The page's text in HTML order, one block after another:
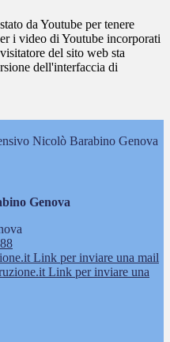
da Youtube per tenere
i video di Youtube incorporati
del sito web sta
dell'interfaccia di
Nicolò Barabino Genova
Genova
Link per inviare una mail
Link per inviare una